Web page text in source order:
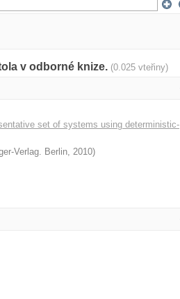
v odborné knize. (0.025 vteřiny)
set of systems using deterministic-
Verlag. Berlin, 2010)